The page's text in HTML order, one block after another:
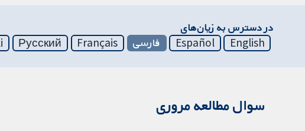
در دسترس به زیان‌های
English
Español فارسی Français
Русский
سوال مطالعه مروری